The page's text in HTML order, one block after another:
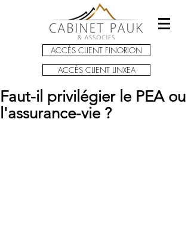
ACCÈS CLIENT FINORION
ACCÈS CLIENT LINXEA
Faut-il privilégier le PEA ou
l'assurance-vie ?